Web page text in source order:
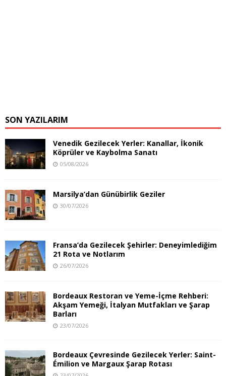
SON YAZILARIM
Venedik Gezilecek Yerler: Kanallar, İkonik
Köprüler ve Kaybolma Sanatı
05/08/2026
Marsilya’dan Günübirlik Geziler
30/07/2026
Fransa’da Gezilecek Şehirler: Deneyimlediğim
21 Rota ve Notlarım
26/07/2026
Bordeaux Restoran ve Yeme-İçme Rehberi:
Akşam Yemeği, İtalyan Mutfakları ve Şarap
Barları
23/07/2026
Bordeaux Çevresinde Gezilecek Yerler: Saint-
Émilion ve Margaux Şarap Rotası